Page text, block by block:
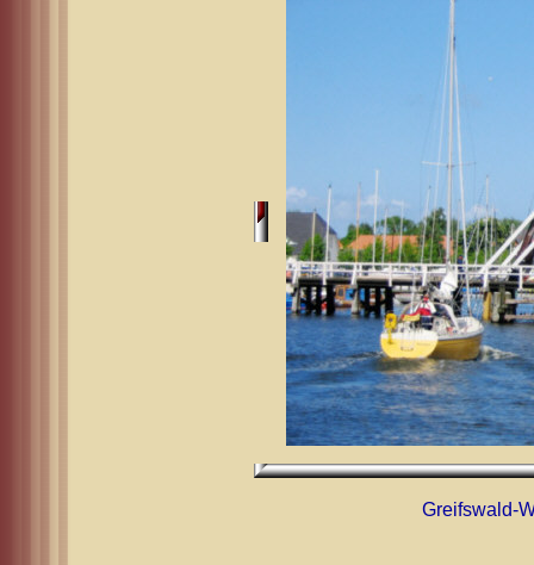
Greifswald-